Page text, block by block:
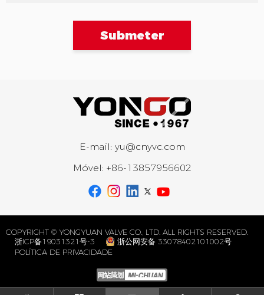
Submeter
E-mail: yu@cnyvc.com
Móvel: +86-13857956602
COPYRIGHT © YONGYUAN VALVE CO., LTD. ALL RIGHTS RESERVED.
浙ICP备19031321号-3
浙公网安备 33078402101002号
POLÍTICA DE PRIVACIDADE